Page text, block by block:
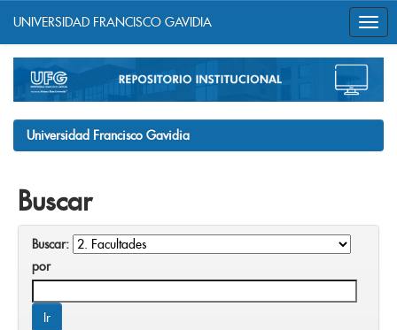
navigation
UNIVERSIDAD FRANCISCO GAVIDIA
Universidad Francisco Gavidia
Buscar
Buscar:
por